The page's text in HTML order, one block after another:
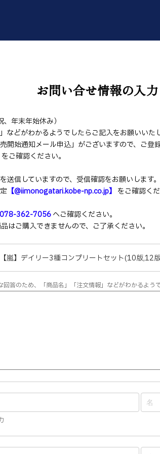
お問い合せ情報の入力
年末年始休み）
どがわかるようでしたらご記入をお願いいたし
始通知メール申込」がございますので、ご登
をご確認ください。
信していますので、受信確認をお願いします。
【@iimonogatari.kobe-np.co.jp】
をご確認くだ
362-7056へご確認ください。
ご購入できませんので、ご了承ください。
嵐】デイリー3種コンプリートセット(10版,12
回答のため、「商品名」「注文情報」などがわかるよう